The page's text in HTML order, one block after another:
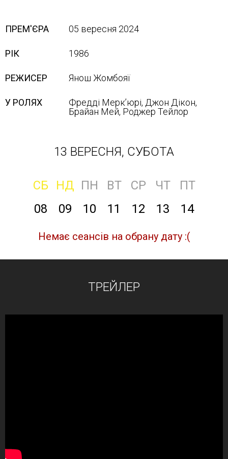
ПРЕМ'ЄРА 05 вересня 2024
РІК 1986
РЕЖИСЕР Янош Жомбояї
У РОЛЯХ
Фредді Мерк’юрі, Джон Дікон,
Брайан Мей, Роджер Тейлор
13 ВЕРЕСНЯ, СУБОТА
СБ НД ПН ВТ СР ЧТ
ПТ
08
09 10 11 12 13 14
Немає сеансів на обрану дату :(
ТРЕЙЛЕР